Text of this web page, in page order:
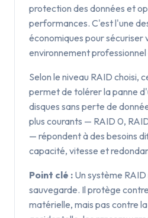
protection des données et
performances. C'est l'une
économiques pour sécuriser
environnement
Selon le niveau RAID choisi,
permet de tolérer la panne
disques sans perte de
plus courants — RAID 0,
— répondent à des besoins
capacité, vitesse et
Point clé : Un système
sauvegarde. Il protège
matérielle, mais pas contre